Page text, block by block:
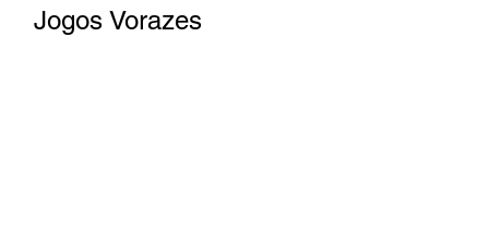
Jogos Vorazes